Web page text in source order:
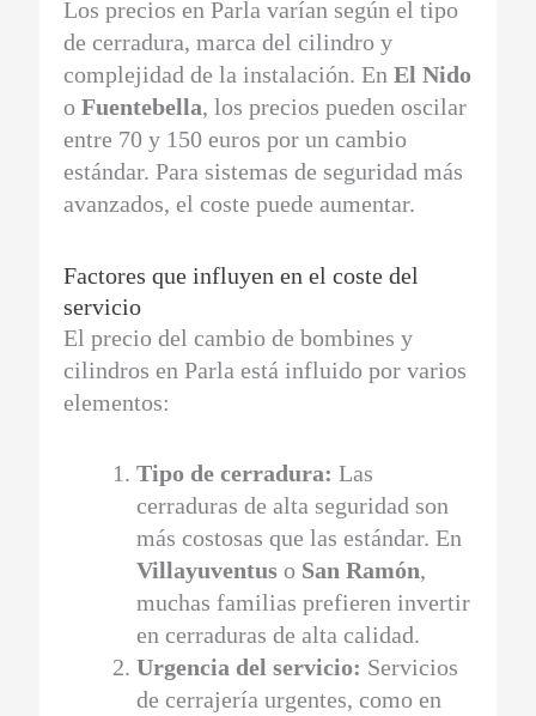
Los precios en Parla varían según el tipo
de cerradura, marca del cilindro y
complejidad de la instalación. EnEl Nido
oFuentebella, los precios pueden oscilar
entre 70 y 150 euros por un cambio
estándar. Para sistemas de seguridad más
avanzados, el coste puede aumentar.
Factores que influyen en el coste del
servicio
El precio del cambio de bombines y
cilindros en Parla está influido por varios
elementos:
Tipo de cerradura: Las
cerraduras de alta seguridad son
más costosas que las estándar. En
Villayuventuso San Ramón,
muchas familias prefieren invertir
en cerraduras de alta calidad.
Urgencia del servicio: Servicios
de cerrajería urgentes, como en